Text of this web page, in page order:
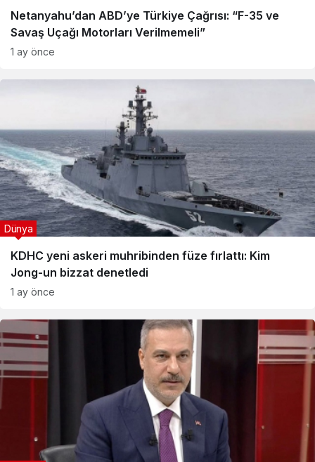
Netanyahu’dan ABD’ye Türkiye Çağrısı: “F-35 ve
Savaş Uçağı Motorları Verilmemeli”
1 ay önce
KDHC yeni askeri muhribinden füze fırlattı: Kim
Jong-un bizzat denetledi
Dünya
1 ay önce